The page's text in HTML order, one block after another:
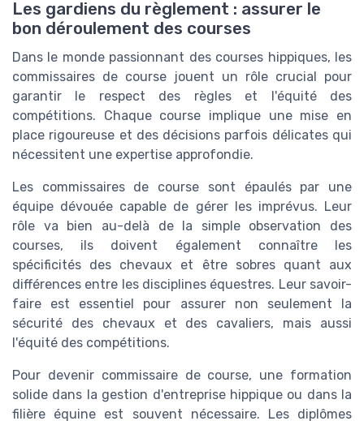
Les gardiens du règlement : assurer le
bon déroulement des courses
Dans le monde passionnant des courses hippiques, les
commissaires de course jouent un rôle crucial pour
garantir le respect des règles et l'équité des
compétitions. Chaque course implique une mise en
place rigoureuse et des décisions parfois délicates qui
nécessitent une expertise approfondie.
Les commissaires de course sont épaulés par une
équipe dévouée capable de gérer les imprévus. Leur
rôle va bien au-delà de la simple observation des
courses, ils doivent également connaître les
spécificités des chevaux et être sobres quant aux
différences entre les disciplines équestres. Leur savoir-
faire est essentiel pour assurer non seulement la
sécurité des chevaux et des cavaliers, mais aussi
l'équité des compétitions.
Pour devenir commissaire de course, une formation
solide dans la gestion d'entreprise hippique ou dans la
filière équine est souvent nécessaire. Les diplômes